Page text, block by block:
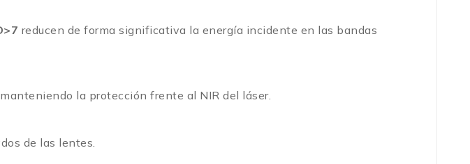
reducen de forma significativa la energía incidente en las bandas
la protección frente al NIR del láser.
de las lentes.